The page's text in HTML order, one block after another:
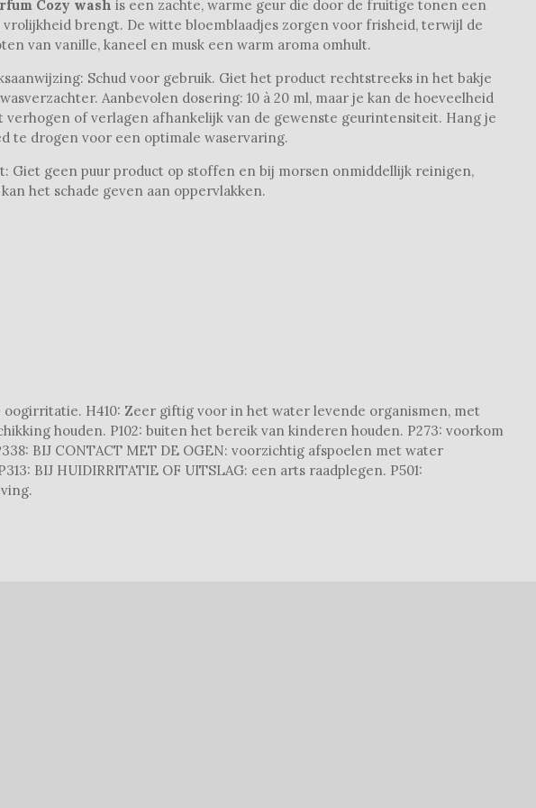
Cozy wash is een zachte, warme geur die door de fruitige tonen een
vrolijkheid brengt. De witte bloemblaadjes zorgen voor frisheid, terwijl de
van vanille, kaneel en musk een warm aroma omhult.
Schud voor gebruik. Giet het product rechtstreeks in het bakje
Aanbevolen dosering: 10 à 20 ml, maar je kan de hoeveelheid
verhogen of verlagen afhankelijk van de gewenste geurintensiteit. Hang je
te drogen voor een optimale waservaring.
Giet geen puur product op stoffen en bij morsen onmiddellijk reinigen,
het schade geven aan oppervlakken.
H410: Zeer giftig voor in het water levende organismen, met
houden. P102: buiten het bereik van kinderen houden. P273: voorkom
BIJ CONTACT MET DE OGEN: voorzichtig afspoelen met water
BIJ HUIDIRRITATIE OF UITSLAG: een arts raadplegen. P501: